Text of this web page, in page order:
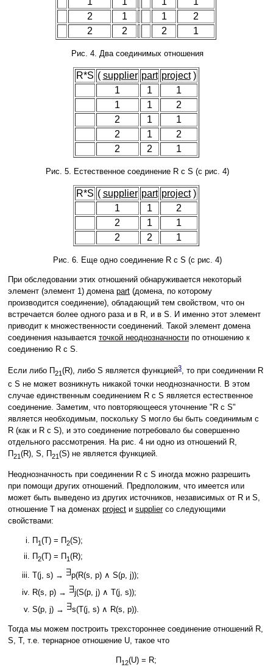
2
1 1
2
2
2 2 1
Рис. 4. Два соединимых отношения
R*S ( supplier part project)
1
1
1
1
1
2
2
1
1
2
1
2
2
2 1
Рис. 5. Естественное соединение R с S (с рис. 4)
R*S ( supplier part project)
1
1
2
2
1
1
2
2 1
Рис. 6. Еще одно соединение R с S (с рис. 4)
При обследовании этих отношений обнаруживается некоторый
элемент (элемент 1) домена part (домена, по которому
производится соединение), обладающий тем свойством, что он
встречается более одного раза и в R, и в S. И именно этот элемент
приводит к множественности соединений. Такой элемент домена
соединения называется точкой неоднозначности по отношению к
соединению R с S.
Если либо Π21(R), либо S является функцией3, то при соединении R
с S не может возникнуть никакой точки неоднозначности. В этом
случае единственным соединением R с S является естественное
соединение. Заметим, что повторяющееся уточнение "R с S"
является необходимым, поскольку S могло бы быть соединимым с
R (как и R с S), и это соединение потребовало бы совершенно
отдельного рассмотрения. На рис. 4 ни одно из отношений R,
Π21(R), S, Π21(S) не является функцией.
Неоднозначность при соединении R с S иногда можно разрешить
при помощи других отношений. Предположим, что имеется или
может быть выведено из других источников, независимых от R и S,
отношение T на доменах project и supplierсо следующими
свойствами:
Π1(T) = Π2(S);
Π2(T) = Π1(R);
T(j, s) →
p(R(s, p) ∧ S(p, j));
R(s, p) →
j(S(p, j) ∧ T(j, s));
S(p, j) →
s(T(j, s) ∧ R(s, p)).
Тогда мы можем построить трехстороннее соединение отношений R,
S, T, т.е. тернарное отношение U, такое что
Π12(U) = R;